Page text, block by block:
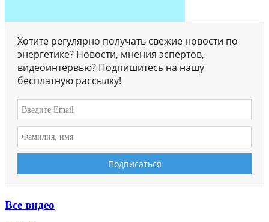
Хотите регулярно получать свежие новости по
энергетике? Новости, мнения эспертов,
видеоинтервью? Подпишитесь на нашу
бесплатную рассылку!
Все видео